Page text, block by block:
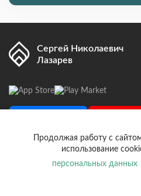
Сергей Николаевич
Лазарев
Дзен
Информация
Продолжая работу с
использование
персональных данных